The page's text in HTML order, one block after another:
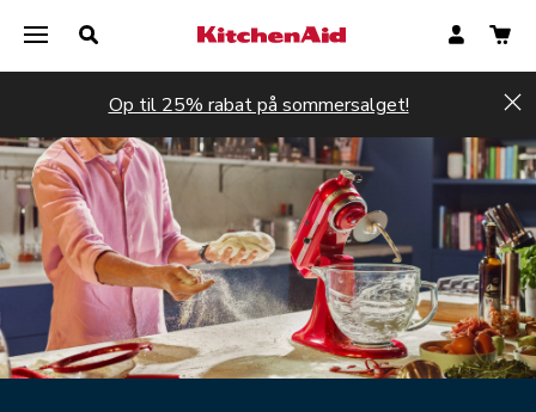
Op til 25% rabat på sommersalget!